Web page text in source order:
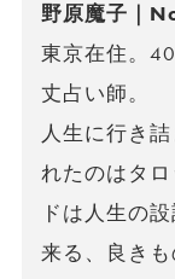
野原魔子｜
東京在住。
丈占い師。
人生に行き
れたのはタ
ドは人生の
来る、良き